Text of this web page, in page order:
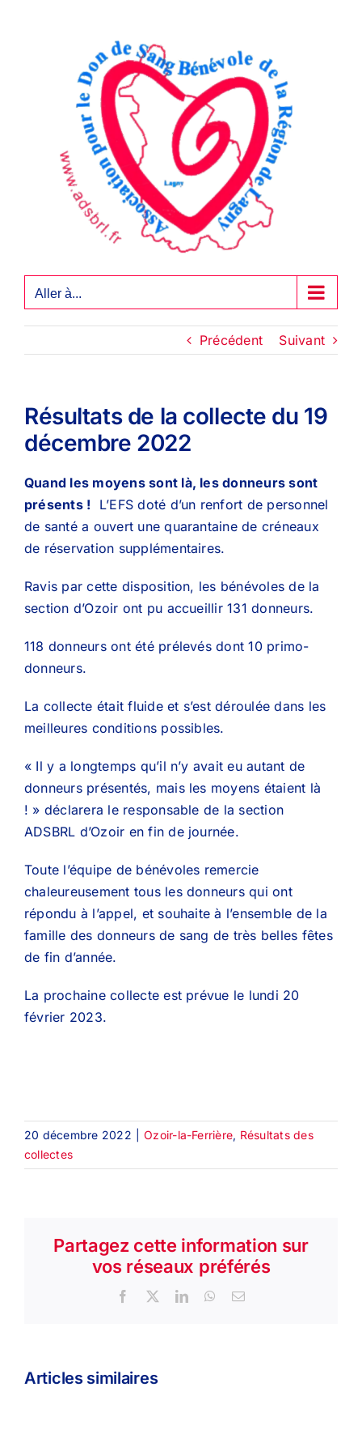
Aller à...
Précédent Suivant
Résultats de la collecte du 19
décembre 2022
Quand les moyens sont là, les donneurs sont
présents ! L’EFS doté d’un renfort de personnel
de santé a ouvert une quarantaine de créneaux
de réservation supplémentaires.
Ravis par cette disposition, les bénévoles de la
section d’Ozoir ont pu accueillir 131 donneurs.
118 donneurs ont été prélevés dont 10 primo-
donneurs.
La collecte était fluide et s’est déroulée dans les
meilleures conditions possibles.
« Il y a longtemps qu’il n’y avait eu autant de
donneurs présentés, mais les moyens étaient là
! » déclarera le responsable de la section
ADSBRL d’Ozoir en fin de journée.
Toute l’équipe de bénévoles remercie
chaleureusement tous les donneurs qui ont
répondu à l’appel, et souhaite à l’ensemble de la
famille des donneurs de sang de très belles fêtes
de fin d’année.
La prochaine collecte est prévue le lundi 20
février 2023.
20 décembre 2022 Ozoir-la-Ferrière, Résultats des
collectes
Partagez cette information sur
vos réseaux préférés
Facebook
X LinkedInWhatsApp
Email
Articles similaires